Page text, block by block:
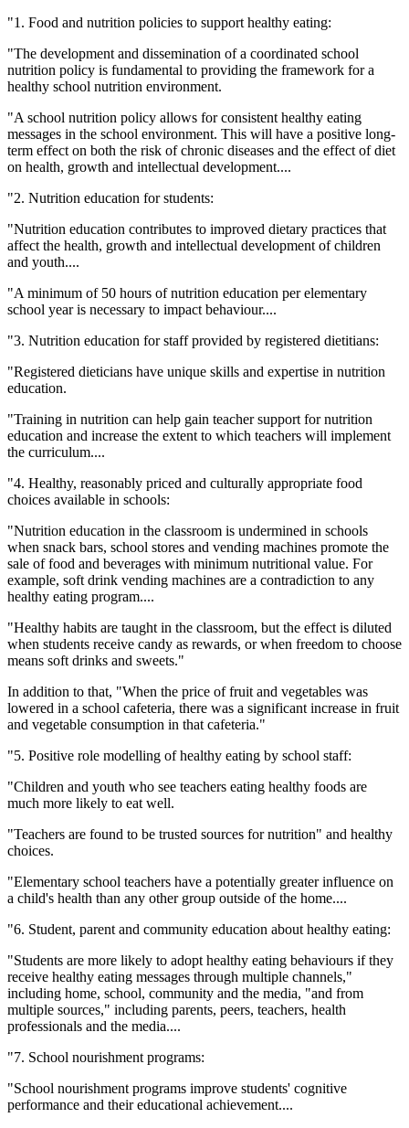
"1. Food and nutrition policies to support healthy eating:
"The development and dissemination of a coordinated school
nutrition policy is fundamental to providing the framework for a
healthy school nutrition environment.
"A school nutrition policy allows for consistent healthy eating
messages in the school environment. This will have a positive long-
term effect on both the risk of chronic diseases and the effect of diet
on health, growth and intellectual development....
"2. Nutrition education for students:
"Nutrition education contributes to improved dietary practices that
affect the health, growth and intellectual development of children
and youth....
"A minimum of 50 hours of nutrition education per elementary
school year is necessary to impact behaviour....
"3. Nutrition education for staff provided by registered dietitians:
"Registered dieticians have unique skills and expertise in nutrition
education.
"Training in nutrition can help gain teacher support for nutrition
education and increase the extent to which teachers will implement
the curriculum....
"4. Healthy, reasonably priced and culturally appropriate food
choices available in schools:
"Nutrition education in the classroom is undermined in schools
when snack bars, school stores and vending machines promote the
sale of food and beverages with minimum nutritional value. For
example, soft drink vending machines are a contradiction to any
healthy eating program....
"Healthy habits are taught in the classroom, but the effect is diluted
when students receive candy as rewards, or when freedom to choose
means soft drinks and sweets."
In addition to that, "When the price of fruit and vegetables was
lowered in a school cafeteria, there was a significant increase in fruit
and vegetable consumption in that cafeteria."
"5. Positive role modelling of healthy eating by school staff:
"Children and youth who see teachers eating healthy foods are
much more likely to eat well.
"Teachers are found to be trusted sources for nutrition" and healthy
choices.
"Elementary school teachers have a potentially greater influence on
a child's health than any other group outside of the home....
"6. Student, parent and community education about healthy eating:
"Students are more likely to adopt healthy eating behaviours if they
receive healthy eating messages through multiple channels,"
including home, school, community and the media, "and from
multiple sources," including parents, peers, teachers, health
professionals and the media....
"7. School nourishment programs:
"School nourishment programs improve students' cognitive
performance and their educational achievement....